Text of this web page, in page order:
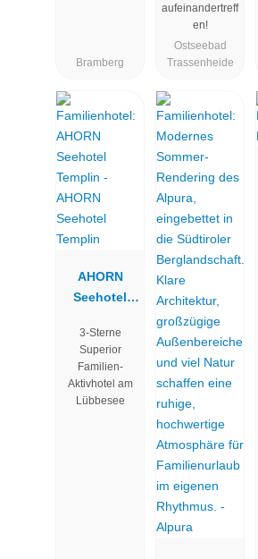
Bramberg
aufeinandertreff
en!
Ostseebad
Trassenheide
AHORN
Seehotel
3-Sterne
Superior
Familien-
Aktivhotel am
Lübbesee